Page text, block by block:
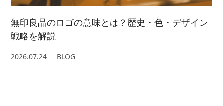
無印良品のロゴの意味とは？歴史・色・デザイン
戦略を解説
2026.07.24 BLOG